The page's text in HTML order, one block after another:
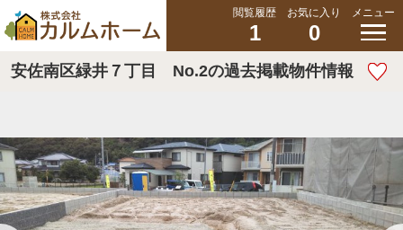
閲覧履歴
1
お気に入り
0
メニュー
安佐南区緑井７丁目 No.2の過去掲載物件情報